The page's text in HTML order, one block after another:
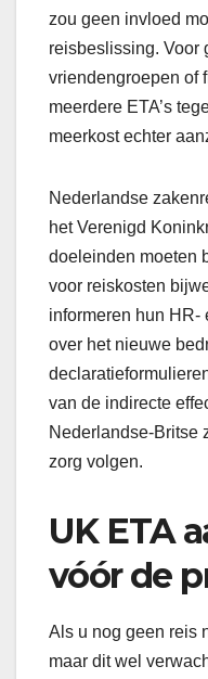
zou geen invloed
reisbeslissing. Voor
vriendengroepen of
meerdere ETA’s
meerkost echter
Nederlandse
het Verenigd
doeleinden moeten
voor reiskosten
informeren hun HR-
over het nieuwe
van de indirecte
Nederlandse-Britse
zorg volgen.
UK ETA
vóór de
Als u nog geen reis
maar dit wel